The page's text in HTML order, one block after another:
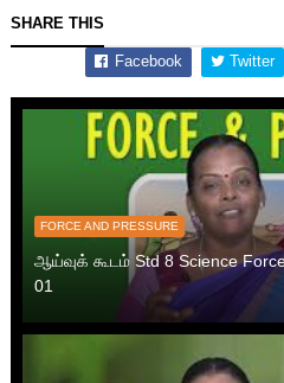
SHARE THIS
Facebook Twitter
FORCE AND PRESSURE
ஆய்வுக் கூடம் Std 8 Science
01